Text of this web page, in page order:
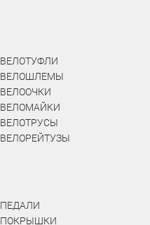
ВЕЛОТУФЛИ
ВЕЛОШЛЕМЫ
ВЕЛООЧКИ
ВЕЛОМАЙКИ
ВЕЛОТРУСЫ
ВЕЛОРЕЙТУЗЫ
ПЕДАЛИ
ПОКРЫШКИ